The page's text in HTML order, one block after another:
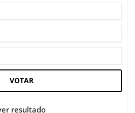
VOTAR
resultado